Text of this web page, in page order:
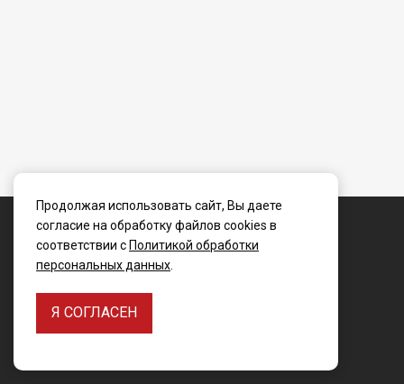
© WINBO-Russia 2006 - 2025
Создание сайта -
Продолжая использовать сайт, Вы даете
согласие на обработку файлов cookies в
соответствии с Политикой обработки
персональных данных
Я СОГЛАСЕН